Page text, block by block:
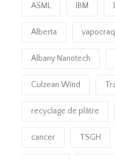
ASML IBM
Alberta
Albany Nanotech
Culzean Wind
recyclage de plâtre
cancer TSGH